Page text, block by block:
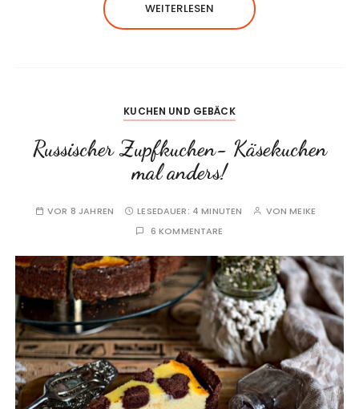
WEITERLESEN
KUCHEN UND GEBÄCK
Russischer Zupfkuchen- Käsekuchen
mal anders!
VOR 8 JAHREN LESEDAUER: 4 MINUTEN VONMEIKE
6 KOMMENTARE